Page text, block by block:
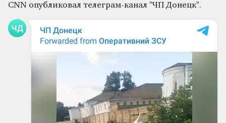
CNN опубликовал телеграм-канал "ЧП Донецк".